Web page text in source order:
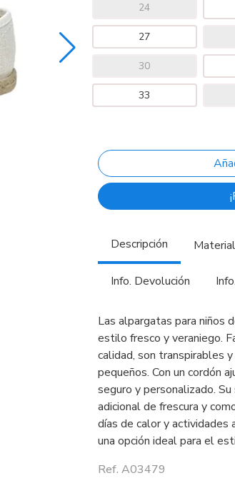
24
27
30
33
Descripción Material
Info. Devolución
Las alpargatas para niños
estilo fresco y veraniego.
calidad, son transpirables
pequeños. Con un cordón
seguro y personalizado.
adicional de frescura y
días de calor y actividades
una opción ideal para el
Ref. A03479